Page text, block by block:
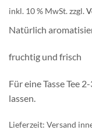
inkl. 10 % MwSt.zzgl.
Natürlich
fruchtig und frisch
Für eine Tasse Tee
lassen.
Lieferzeit: Versand